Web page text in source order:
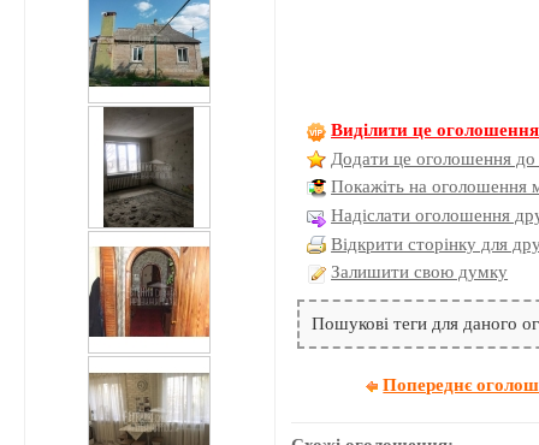
Виділити це оголошення
Додати це оголошення до
Покажіть на оголошення
Надіслати оголошення
Відкрити сторінку для
Залишити свою думку
Пошукові теги для даного
Попереднє